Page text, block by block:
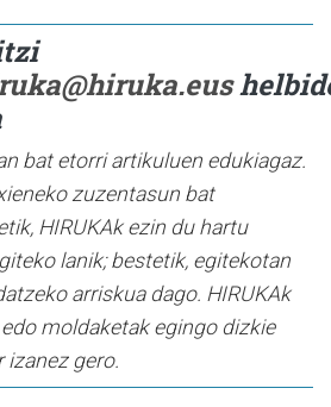
bat etorri artikuluen edukiagaz.
zuzentasun bat
HIRUKAk ezin du hartu
lanik; bestetik, egitekotan
arriskua dago. HIRUKAk
moldaketak egingo dizkie
izanez gero.